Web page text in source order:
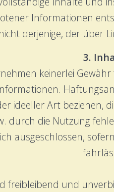
Informationen
derjenige, der über
3.
keinerlei
ideeller Art beziehen,
durch die Nutzung
ausgeschlossen,
freibleibend und